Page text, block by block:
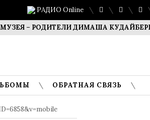
РАДИО Online
– РОДИТЕЛИ ДИМАША КУДАЙБЕРГЕНА
ОБРАТНАЯ СВЯЗЬ